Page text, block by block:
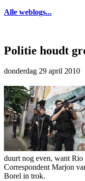
Alle weblogs...
Politie houdt
donderdag 29 april 2010
duurt nog even, want
Correspondent Marjon
Borel in trok.